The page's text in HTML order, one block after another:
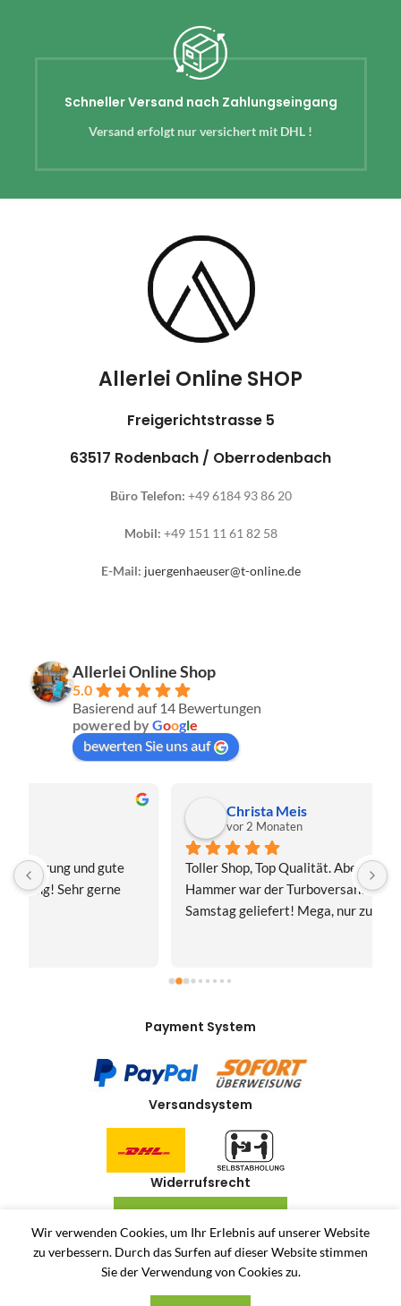
Schneller Versand nach Zahlungseingang
Versand erfolgt nur versichert mit DHL !
Allerlei Online SHOP
Freigerichtstrasse 5
63517 Rodenbach / Oberrodenbach
Büro Telefon: +49 6184 93 86 20
Mobil: +49 151 11 61 82 58
E-Mail: juergenhaeuser@t-online.de
Allerlei Online Shop
5.0
Basierend auf 14 Bewertungen
powered byGoogle
bewerten Sie uns auf
Christa Meis
Toller Shop, Top Qualität. Aber der absolute
Hammer war der Turboversand!!! Freitag bestellt,
Samstag geliefert! Mega, nur zu empfehlen👍
Payment System
Versandsystem
Widerrufsrecht
Allerlei-Online 2024Dienstleistungen Häuser. Antiquitäten und Second Hand
Produkte Online Shop.
Wir verwenden Cookies, um Ihr Erlebnis auf unserer Website
zu verbessern. Durch das Surfen auf dieser Website stimmen
Sie der Verwendung von Cookies zu.